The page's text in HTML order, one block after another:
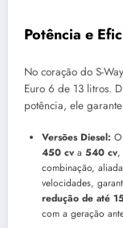
Potência e
No coração do S-
Euro 6 de 13 litros.
potência, ele
Versões Diesel:
450 cv a 540 cv,
combinação,
velocidades,
redução de até
com a geração